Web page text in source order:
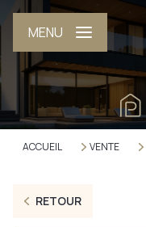
MENU
ACCUEIL VENTE
RETOUR